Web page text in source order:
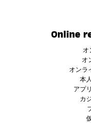
Online
オ
オ
オンラ
本
アプ
カ